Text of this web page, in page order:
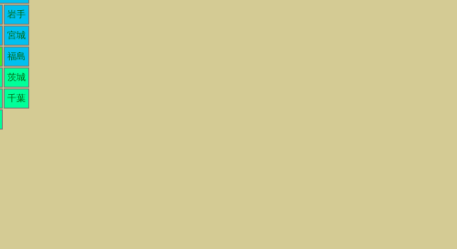
岩手
宮城
福島
茨城
千葉